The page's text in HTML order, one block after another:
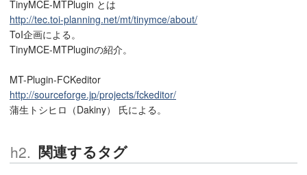
TinyMCE-MTPlugin とは
http://tec.toi-planning.net/mt/tinymce/about/
ToI企画による。
TinyMCE-MTPluginの紹介。
MT-Plugin-FCKeditor
http://sourceforge.jp/projects/fckeditor/
蒲生トシヒロ（Dakiny） 氏による。
関連するタグ